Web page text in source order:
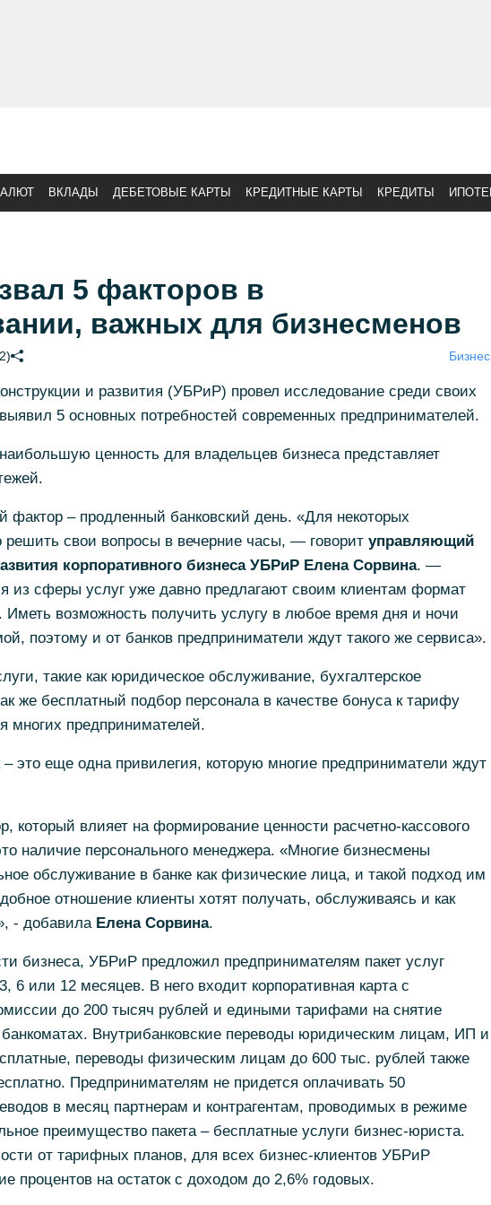
ВКЛАДЫ ДЕБЕТОВЫЕ КАРТЫ КРЕДИТНЫЕ КАРТЫ КРЕДИТЫ
5 факторов в
важных для бизнесменов
Бизнес
и развития (УБРиР) провел исследование среди своих
5 основных потребностей современных предпринимателей.
ценность для владельцев бизнеса представляет
– продленный банковский день. «Для некоторых
решить свои вопросы в вечерние часы, — говорит управляющий
корпоративного бизнеса УБРиР Елена Сорвина. —
из сферы услуг уже давно предлагают своим клиентам формат
Иметь возможность получить услугу в любое время дня и ночи
поэтому и от банков предприниматели ждут такого же сервиса».
такие как юридическое обслуживание, бухгалтерское
же бесплатный подбор персонала в качестве бонуса к тарифу
многих предпринимателей.
– это еще одна привилегия, которую многие предприниматели ждут
который влияет на формирование ценности расчетно-кассового
наличие персонального менеджера. «Многие бизнесмены
обслуживание в банке как физические лица, и такой подход им
отношение клиенты хотят получать, обслуживаясь и как
- добавила Елена Сорвина.
бизнеса, УБРиР предложил предпринимателям пакет услуг
6 или 12 месяцев. В него входит корпоративная карта с
до 200 тысяч рублей и едиными тарифами на снятие
Внутрибанковские переводы юридическим лицам, ИП и
переводы физическим лицам до 600 тыс. рублей также
Предпринимателям не придется оплачивать 50
в месяц партнерам и контрагентам, проводимых в режиме
преимущество пакета – бесплатные услуги бизнес-юриста.
от тарифных планов, для всех бизнес-клиентов УБРиР
процентов на остаток с доходом до 2,6% годовых.